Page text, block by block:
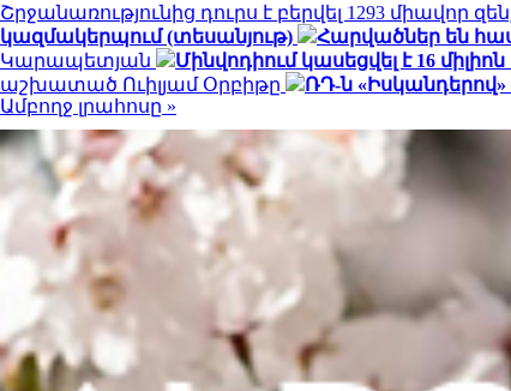
Շրջանառությունից դուրս է բերվել 1293 միավոր
կազմակերպում (տեսանյութ)
Հարվածներ են
Կարապետյան
Մինվոդիում կասեցվել է 16
աշխատած Ուիլյամ Օրբիթը
ՌԴ-ն
Ամբողջ լրահոսը »